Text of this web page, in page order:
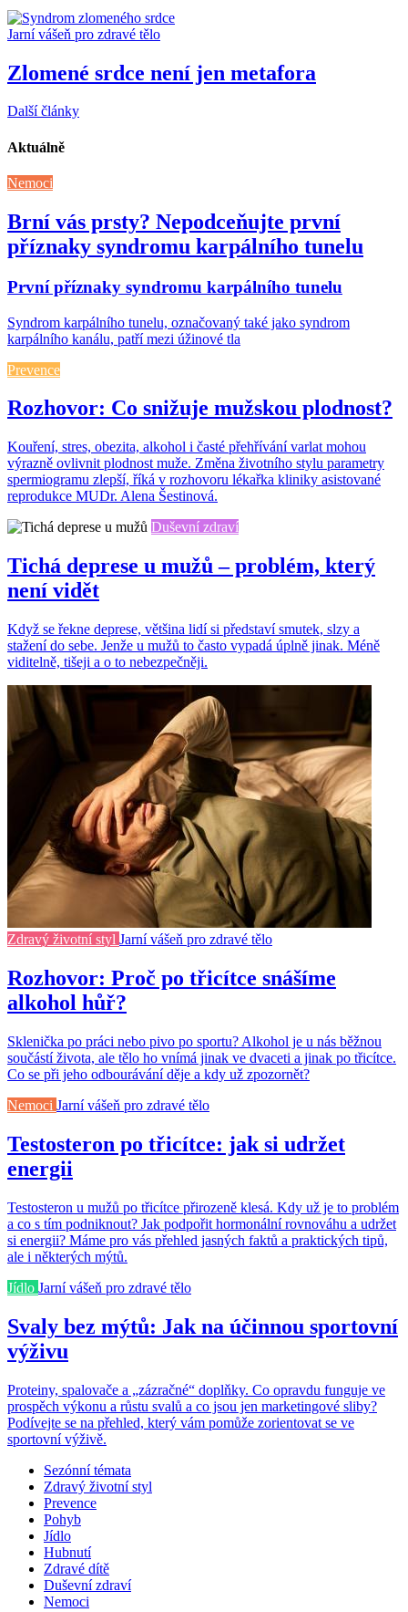
Jarní vášeň pro zdravé tělo
Zlomené srdce není jen metafora
Další články
Aktuálně
Nemoci
Brní vás prsty? Nepodceňujte první
příznaky syndromu karpálního tunelu
První příznaky syndromu karpálního tunelu
Syndrom karpálního tunelu, označovaný také jako syndrom
karpálního kanálu, patří mezi úžinové tla
Prevence
Rozhovor: Co snižuje mužskou plodnost?
Kouření, stres, obezita, alkohol i časté přehřívání varlat mohou
výrazně ovlivnit plodnost muže. Změna životního stylu parametry
spermiogramu zlepší, říká v rozhovoru lékařka kliniky asistované
reprodukce MUDr. Alena Šestinová.
Duševní zdraví
Tichá deprese u mužů – problém, který
není vidět
Když se řekne deprese, většina lidí si představí smutek, slzy a
stažení do sebe. Jenže u mužů to často vypadá úplně jinak. Méně
viditelně, tišeji a o to nebezpečněji.
Zdravý životní styl Jarní vášeň pro zdravé tělo
Rozhovor: Proč po třicítce snášíme
alkohol hůř?
Sklenička po práci nebo pivo po sportu? Alkohol je u nás běžnou
součástí života, ale tělo ho vnímá jinak ve dvaceti a jinak po třicítce.
Co se při jeho odbourávání děje a kdy už zpozornět?
Nemoci Jarní vášeň pro zdravé tělo
Testosteron po třicítce: jak si udržet
energii
Testosteron u mužů po třicítce přirozeně klesá. Kdy už je to problém
a co s tím podniknout? Jak podpořit hormonální rovnováhu a udržet
si energii? Máme pro vás přehled jasných faktů a praktických tipů,
ale i některých mýtů.
Jídlo Jarní vášeň pro zdravé tělo
Svaly bez mýtů: Jak na účinnou sportovní
výživu
Proteiny, spalovače a „zázračné“ doplňky. Co opravdu funguje ve
prospěch výkonu a růstu svalů a co jsou jen marketingové sliby?
Podívejte se na přehled, který vám pomůže zorientovat se ve
sportovní výživě.
Sezónní témata
Zdravý životní styl
Prevence
Pohyb
Jídlo
Hubnutí
Zdravé dítě
Duševní zdraví
Nemoci